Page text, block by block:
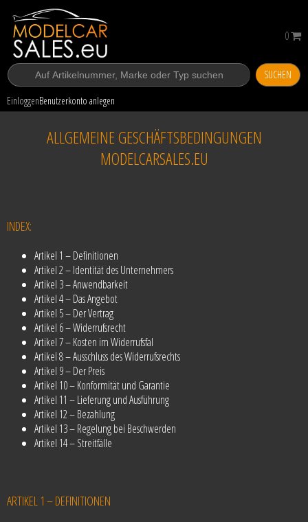
SUCHEN
EinloggenBenutzerkonto anlegen
0
ALLGEMEINE GESCHÄFTSBEDINGUNGEN
MODELCARSALES.EU
INDEX:
Artikel 1 – Definitionen
Artikel 2 – Identität des Unternehmers
Artikel 3 – Anwendbarkeit
Artikel 4 – Das Angebot
Artikel 5 – Der Vertrag
Artikel 6 – Widerrufsrecht
Artikel 7 – Kosten im Widerrufsfal
Artikel 8 – Ausschluss des Widerrufsrechts
Artikel 9 – Der Preis
Artikel 10 – Konformität und Garantie
Artikel 11 – Lieferung und Ausführung
Artikel 12 – Bezahlung
Artikel 13 – Regelung bei Beschwerden
Artikel 14 – Streitfälle
ARTIKEL 1 – DEFINITIONEN